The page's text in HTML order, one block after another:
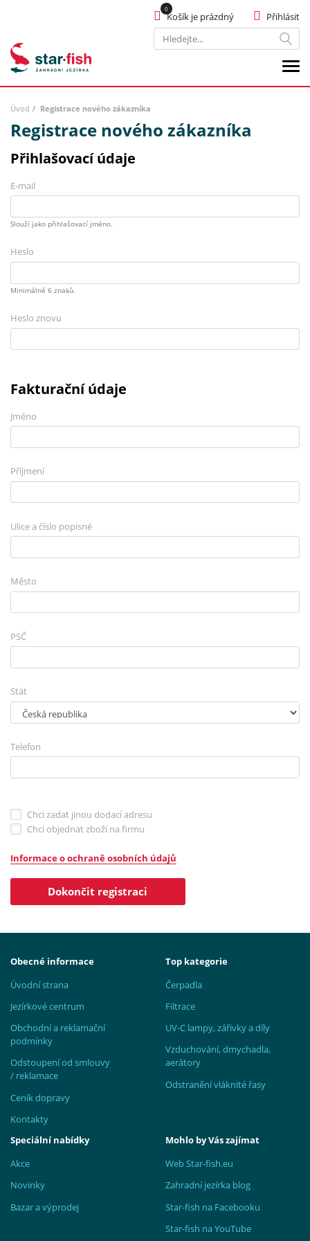
Hledat
Přihlásit
Košík je prázdný
Úvod Registrace nového zákazníka
Registrace nového zákazníka
Přihlašovací údaje
E-mail
Slouží jako přihlašovací jméno.
Heslo
Minimálně 6 znaků.
Heslo znovu
Fakturační údaje
Jméno
Příjmení
Ulice a číslo popisné
Město
PSČ
Stát
Telefon
Chci zadat jinou dodací adresu
Chci objednat zboží na firmu
Informace o ochraně osobních údajů
Obecné informace
Úvodní strana
Jezírkové centrum
Obchodní a reklamační
podmínky
Odstoupení od smlouvy
/ reklamace
Ceník dopravy
Kontakty
Top kategorie
Čerpadla
Filtrace
UV-C lampy, zářivky a díly
Vzduchování, dmychadla,
aerátory
Odstranění vláknité řasy
Speciální nabídky
Akce
Novinky
Bazar a výprodej
Mohlo by Vás zajímat
Web Star-fish.eu
Zahradní jezírka blog
Star-fish na Facebooku
Star-fish na YouTube